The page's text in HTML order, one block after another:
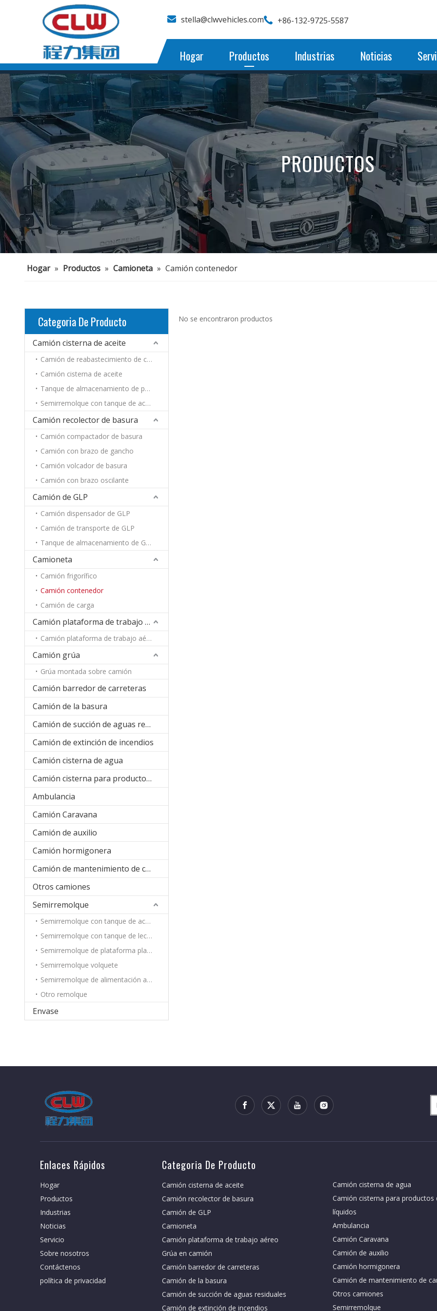
stella@clwvehicles.com +86-132-9725-5587
Hogar Productos Industrias Noticias
PRODUCTOS
Hogar » Productos » Camioneta » Camión contenedor
Categoria De Producto
Camión cisterna de aceite
Camión de reabastecimiento de combustible-390
Camión cisterna de aceite
Tanque de almacenamiento de petróleo
Semirremolque con tanque de aceite
Camión recolector de basura
Camión compactador de basura
Camión con brazo de gancho
Camión volcador de basura
Camión con brazo oscilante
Camión de GLP
Camión dispensador de GLP
Camión de transporte de GLP
Tanque de almacenamiento de GLP
Camioneta
Camión frigorífico
Camión contenedor
Camión de carga
Camión plataforma de trabajo aéreo
Camión plataforma de trabajo aéreo
Camión grúa
Grúa montada sobre camión
Camión barredor de carreteras
Camión de la basura
Camión de succión de aguas residuales
Camión de extinción de incendios
Camión cisterna de agua
Camión cisterna para productos químicos líquidos
Ambulancia
Camión Caravana
Camión de auxilio
Camión hormigonera
Camión de mantenimiento de carreteras
Otros camiones
Semirremolque
Semirremolque con tanque de aceite
Semirremolque con tanque de leche
Semirremolque de plataforma plana
Semirremolque volquete
Semirremolque de alimentación a granel
Otro remolque
Envase
No se encontraron productos
Enlaces Rápidos
Hogar
Productos
Industrias
Noticias
Servicio
Sobre nosotros
Contáctenos
política de privacidad
Categoria De Producto
Camión cisterna de aceite
Camión recolector de basura
Camión de GLP
Camioneta
Camión plataforma de trabajo aéreo
Grúa en camión
Camión barredor de carreteras
Camión de la basura
Camión de succión de aguas residuales
Camión de extinción de incendios
Camión cisterna de agua
Camión cisterna para productos
líquidos
Ambulancia
Camión Caravana
Camión de auxilio
Camión hormigonera
Camión de mantenimiento de
Otros camiones
Semirremolque